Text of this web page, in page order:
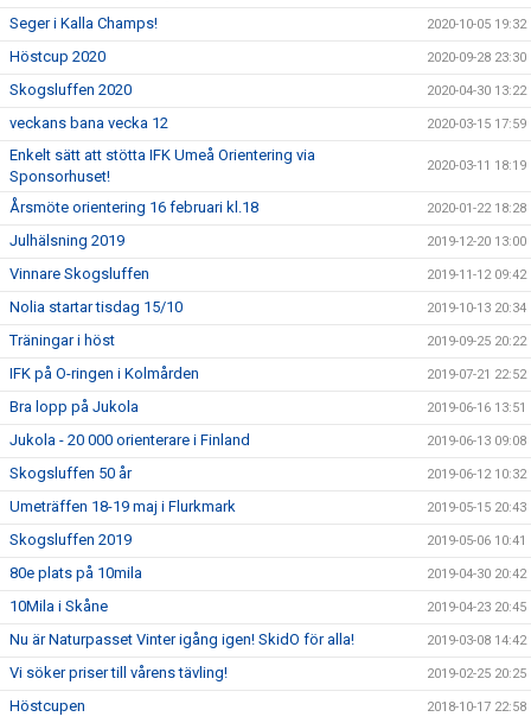
Seger i Kalla Champs! 2020-10-05 19:32
Höstcup 2020 2020-09-28 23:30
Skogsluffen 2020 2020-04-30 13:22
veckans bana vecka 12 2020-03-15 17:59
Enkelt sätt att stötta IFK Umeå Orientering via
Sponsorhuset!
2020-03-11 18:19
Årsmöte orientering 16 februari kl.18 2020-01-22 18:28
Julhälsning 2019 2019-12-20 13:00
Vinnare Skogsluffen 2019-11-12 09:42
Nolia startar tisdag 15/10 2019-10-13 20:34
Träningar i höst 2019-09-25 20:22
IFK på O-ringen i Kolmården 2019-07-21 22:52
Bra lopp på Jukola 2019-06-16 13:51
Jukola - 20 000 orienterare i Finland 2019-06-13 09:08
Skogsluffen 50 år 2019-06-12 10:32
Umeträffen 18-19 maj i Flurkmark 2019-05-15 20:43
Skogsluffen 2019 2019-05-06 10:41
80e plats på 10mila 2019-04-30 20:42
10Mila i Skåne 2019-04-23 20:45
Nu är Naturpasset Vinter igång igen! SkidO för alla! 2019-03-08 14:42
Vi söker priser till vårens tävling! 2019-02-25 20:25
Höstcupen 2018-10-17 22:58